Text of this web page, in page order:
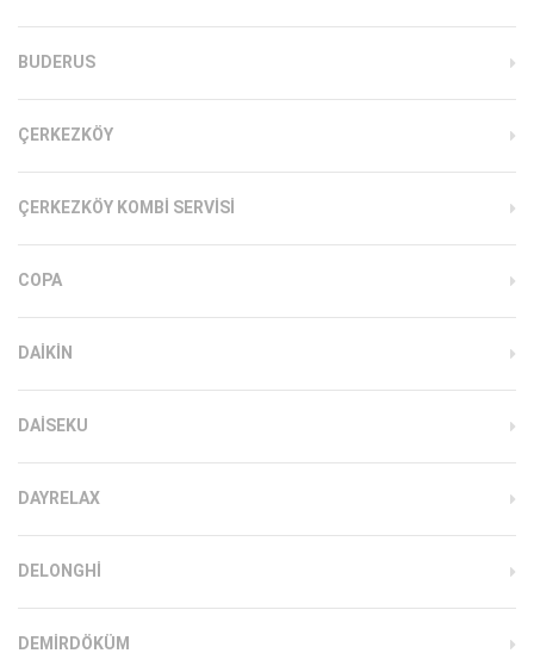
BUDERUS
ÇERKEZKÖY
ÇERKEZKÖY KOMBI SERVISI
COPA
DAIKIN
DAISEKU
DAYRELAX
DELONGHI
DEMIRDÖKÜM